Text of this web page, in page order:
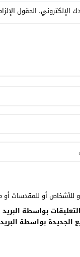
الإلكتروني. الحقول
للأشخاص أو للمقدسات أو
بواسطة البريد
الجديدة بواسطة